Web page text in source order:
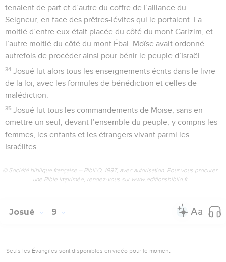
tenaient de part et d’autre du coffre de l’alliance du
Seigneur, en face des prêtres-lévites qui le portaient. La
moitié d’entre eux était placée du côté du mont Garizim, et
l’autre moitié du côté du mont Ébal. Moïse avait ordonné
autrefois de procéder ainsi pour bénir le peuple d’Israël.
34 Josué lut alors tous les enseignements écrits dans le livre
de la loi, avec les formules de bénédiction et celles de
malédiction.
35 Josué lut tous les commandements de Moïse, sans en
omettre un seul, devant l’ensemble du peuple, y compris les
femmes, les enfants et les étrangers vivant parmi les
Israélites.
© Société biblique française – Bibli’O, 1997, avec autorisation. Pour vous procurer
une Bible imprimée, rendez-vous sur www.editionsbiblio.fr
Josué 9
Seuls les Évangiles sont disponibles en vidéo pour le moment.